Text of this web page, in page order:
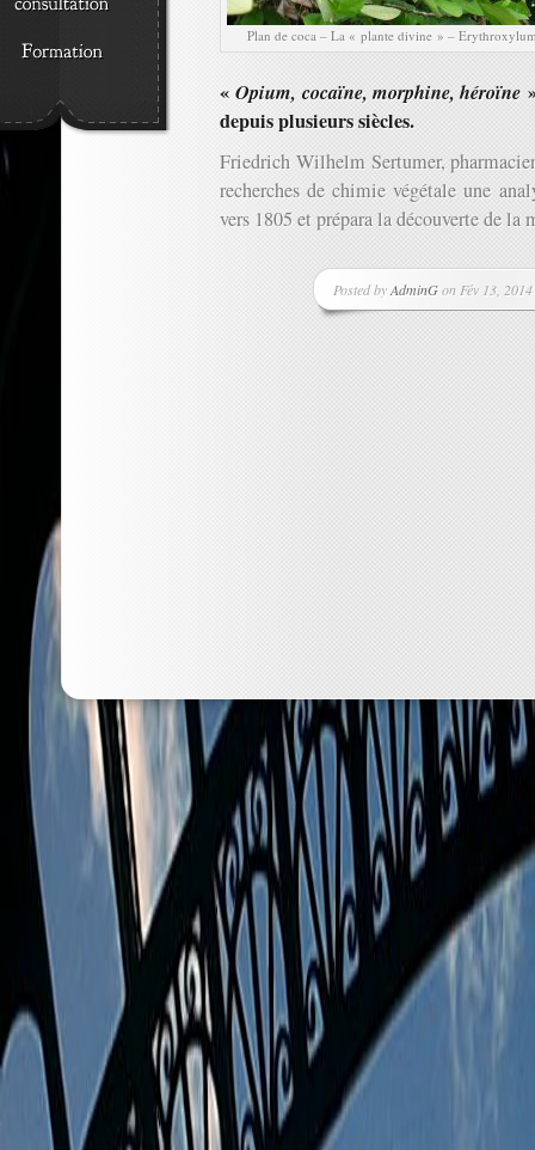
Plan de coca – La « plante divine » –
« Opium, cocaïne, morphine, héroïne
depuis plusieurs siècles.
Friedrich Wilhelm Sertumer,
recherches de chimie végétale une
vers 1805 et prépara la découverte de la
Posted byAdminGon Fév 13,